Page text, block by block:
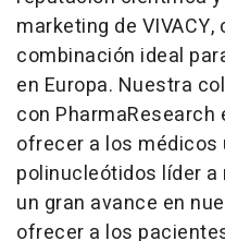
marketing de
combinación ideal
en Europa. Nuestra
con PharmaResearch
ofrecer a los médicos
polinucleótidos líder
un gran avance en
ofrecer a los